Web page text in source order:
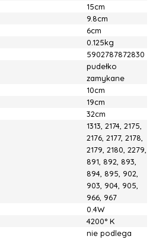
15cm
9.8cm
6cm
0.125kg
5902787872830
pudełko
zamykane
10cm
19cm
32cm
1313, 2174, 2175,
2176, 2177, 2178,
2179, 2180, 2279,
891, 892, 893,
894, 895, 902,
903, 904, 905,
966, 967
0.4W
4200° K
nie podlega